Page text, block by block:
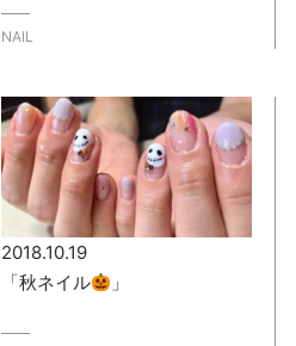
NAIL
2018.10.19
「秋ネイル
」